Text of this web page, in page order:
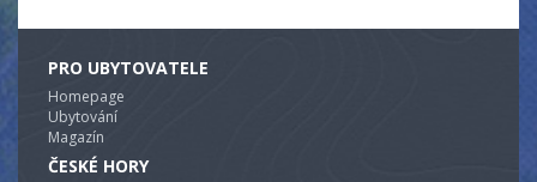
PRO UBYTOVATELE
Homepage
Ubytování
Magazín
ČESKÉ HORY